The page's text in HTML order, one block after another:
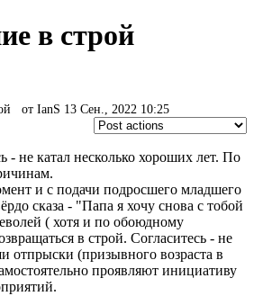
в строй
от IanS 13 Сен., 2022 10:25
- не катал несколько хороших лет. По
и с подачи подросшего младшего
сказа - "Папа я хочу снова с тобой
( хотя и по обоюдному
в строй. Согласитесь - не
отпрыски (призывного возраста в
проявляют инициативу